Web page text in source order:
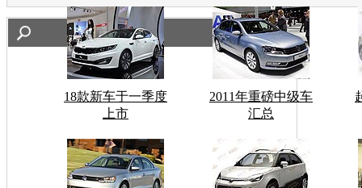
18款新车于一季度
上市
2011年重磅中级车
汇总